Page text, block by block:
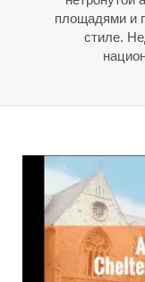
площадями и
стиле.